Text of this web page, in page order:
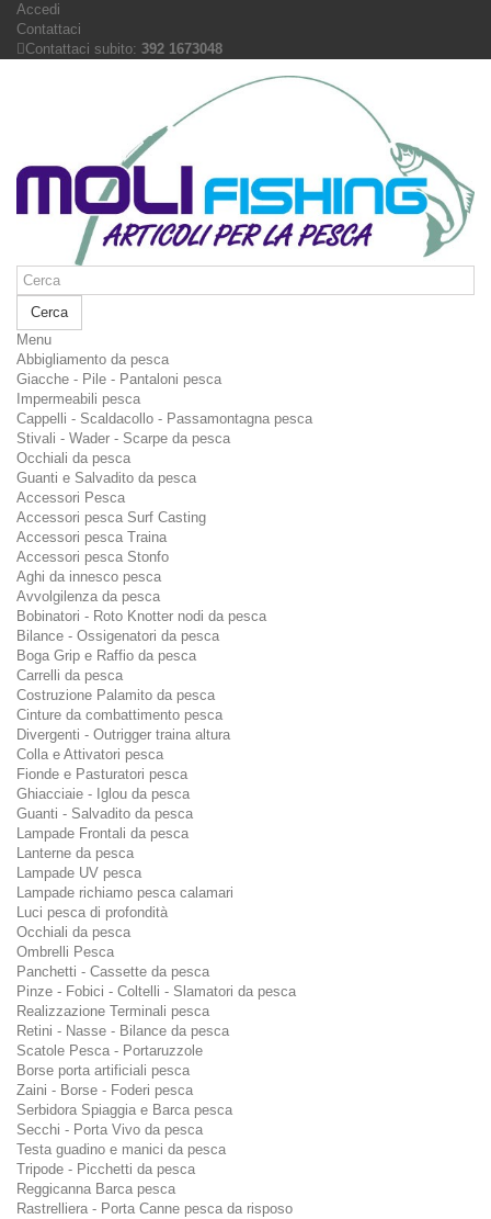
Accedi
Contattaci
Contattaci subito: 392 1673048
Cerca
Menu
Abbigliamento da pesca
Giacche - Pile - Pantaloni pesca
Impermeabili pesca
Cappelli - Scaldacollo - Passamontagna pesca
Stivali - Wader - Scarpe da pesca
Occhiali da pesca
Guanti e Salvadito da pesca
Accessori Pesca
Accessori pesca Surf Casting
Accessori pesca Traina
Accessori pesca Stonfo
Aghi da innesco pesca
Avvolgilenza da pesca
Bobinatori - Roto Knotter nodi da pesca
Bilance - Ossigenatori da pesca
Boga Grip e Raffio da pesca
Carrelli da pesca
Costruzione Palamito da pesca
Cinture da combattimento pesca
Divergenti - Outrigger traina altura
Colla e Attivatori pesca
Fionde e Pasturatori pesca
Ghiacciaie - Iglou da pesca
Guanti - Salvadito da pesca
Lampade Frontali da pesca
Lanterne da pesca
Lampade UV pesca
Lampade richiamo pesca calamari
Luci pesca di profondità
Occhiali da pesca
Ombrelli Pesca
Panchetti - Cassette da pesca
Pinze - Fobici - Coltelli - Slamatori da pesca
Realizzazione Terminali pesca
Retini - Nasse - Bilance da pesca
Scatole Pesca - Portaruzzole
Borse porta artificiali pesca
Zaini - Borse - Foderi pesca
Serbidora Spiaggia e Barca pesca
Secchi - Porta Vivo da pesca
Testa guadino e manici da pesca
Tripode - Picchetti da pesca
Reggicanna Barca pesca
Rastrelliera - Porta Canne pesca da risposo